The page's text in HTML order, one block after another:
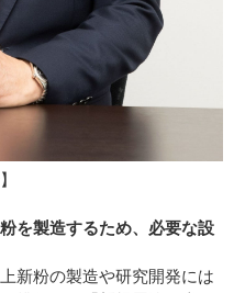
を製造するため、必要な設
新粉の製造や研究開発には